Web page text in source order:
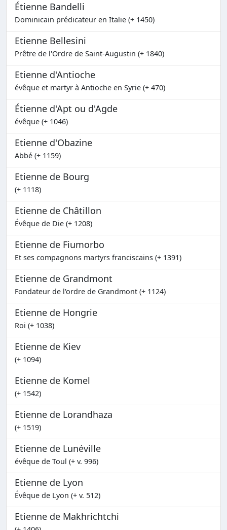
Étienne Bandelli
Dominicain prédicateur en Italie (+ 1450)
Etienne Bellesini
Prêtre de l'Ordre de Saint-Augustin (+ 1840)
Etienne d'Antioche
évêque et martyr à Antioche en Syrie (+ 470)
Étienne d'Apt ou d'Agde
évêque (+ 1046)
Etienne d'Obazine
Abbé (+ 1159)
Etienne de Bourg
(+ 1118)
Etienne de Châtillon
Évêque de Die (+ 1208)
Etienne de Fiumorbo
Et ses compagnons martyrs franciscains (+ 1391)
Etienne de Grandmont
Fondateur de l'ordre de Grandmont (+ 1124)
Etienne de Hongrie
Roi (+ 1038)
Etienne de Kiev
(+ 1094)
Etienne de Komel
(+ 1542)
Etienne de Lorandhaza
(+ 1519)
Etienne de Lunéville
évêque de Toul (+ v. 996)
Etienne de Lyon
Évêque de Lyon (+ v. 512)
Etienne de Makhrichtchi